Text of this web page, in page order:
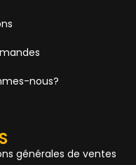
nous?
générales de ventes